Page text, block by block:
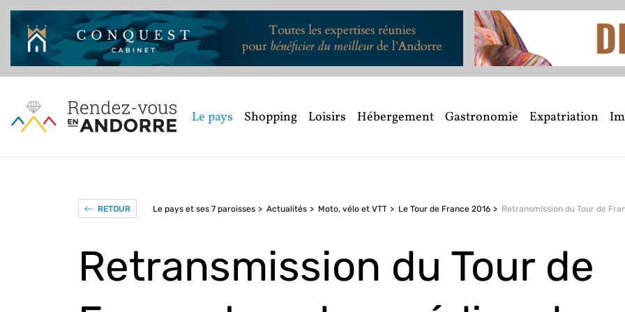
Le pays Shopping Loisirs Hébergement Gastronomie Expatriation
RETOUR Le pays et ses 7 paroisses Actualités Moto, vélo et VTT Le Tour de France 2016
Retransmission du Tour de